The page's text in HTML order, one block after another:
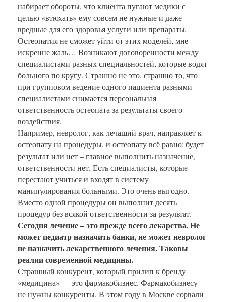
набирает обороты, что клиента пугают медики с
целью «втюхать» ему совсем не нужные и даже
вредные для его здоровья услуги или препараты.
Остеопатия не сможет уйти от этих моделей, мне
искренне жаль… Возникают договоренности между
специалистами разных специальностей, которые водят
больного по кругу. Страшно не это, страшно то, что
при групповом ведение одного пациента разными
специалистами снимается персональная
ответственность остеопата за результаты своего
воздействия.
Например, невролог, как лечащий врач, направляет к
остеопату на процедуры, и остеопату всё равно: будет
результат или нет – главное выполнить назначение,
ответственности нет. Есть специалисты, которые
перестают учиться и входят в систему
манипулирования больными. Это очень выгодно.
Вместо одной процедуры он выполнит десять
процедур без всякой ответственности за результат.
Сегодня лечение – это прежде всего лекарства. Не
может педиатр назначить банки, не может невролог
не назначить лекарственного лечения. Таковы
реалии современной медицины.
Страшный конкурент, который прилип к бренду
«медицина» — это фармакобизнес. Фармакобизнесу
не нужны конкуренты. В этом году в Москве сорвали